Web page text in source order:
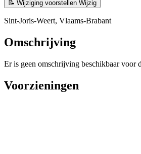
📝 Wijziging voorstellen Wijzig
Sint-Joris-Weert, Vlaams-Brabant
Omschrijving
Er is geen omschrijving beschikbaar voor
Voorzieningen